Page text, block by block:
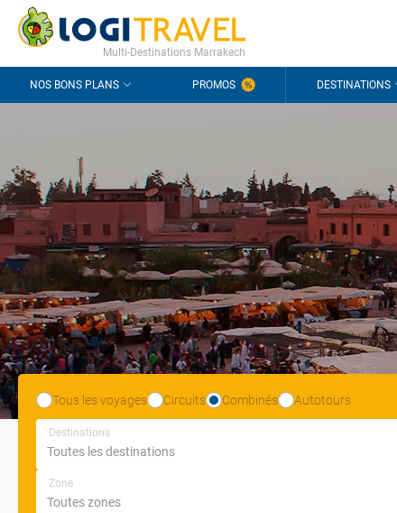
CONTACT QUESTIONS FRÉQUENTES
Multi-Destinations Marrakech
NOS BONS PLANS PROMOS DESTINATIONS
Tous les voyages Circuits Combinés Autotours
Destinations
Zone